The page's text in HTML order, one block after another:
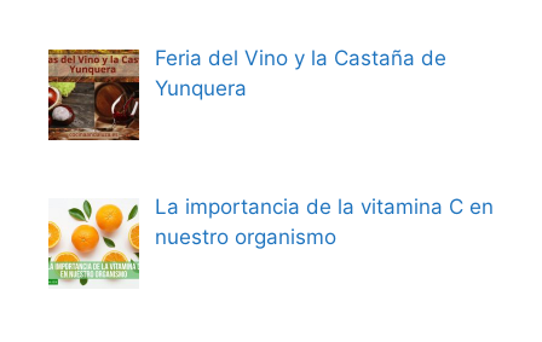
Feria del Vino y la Castaña de
Yunquera
La importancia de la vitamina C en
nuestro organismo